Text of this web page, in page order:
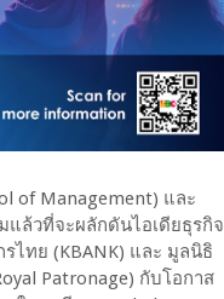
of Management) และ
แล้วที่จะผลักดันไอเดียธุรกิจ
ไทย (KBANK) และ มูลนิธิ
Patronage) กับโอกาส